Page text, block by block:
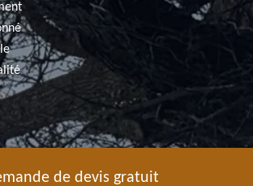
de devis gratuit